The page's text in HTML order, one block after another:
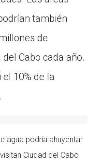
también
de
Cabo cada año.
10% de la
agua podría ahuyentar
Ciudad del Cabo